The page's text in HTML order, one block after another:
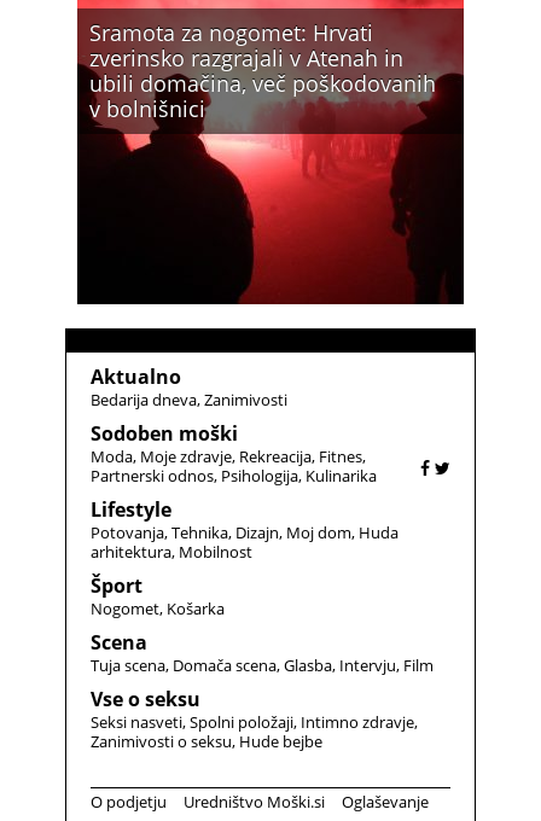
Sramota za nogomet: Hrvati
zverinsko razgrajali v Atenah in
ubili domačina, več poškodovanih
v bolnišnici
Aktualno
Bedarija dneva Zanimivosti
Sodoben moški
Moda Moje zdravje Rekreacija Fitnes
Partnerski odnos Psihologija Kulinarika
Lifestyle
Potovanja Tehnika Dizajn Moj dom Huda
arhitektura Mobilnost
Šport
Nogomet Košarka
Scena
Tuja scena Domača scena Glasba Intervju Film
Vse o seksu
Seksi nasveti Spolni položaji Intimno zdravje
Zanimivosti o seksu Hude bejbe
O podjetju Uredništvo Moški.si Oglaševanje